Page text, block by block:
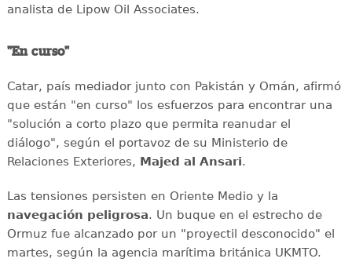
analista de Lipow Oil Associates.
"En curso"
Catar, país mediador junto con Pakistán y Omán, afirmó
que están "en curso" los esfuerzos para encontrar una
"solución a corto plazo que permita reanudar el
diálogo", según el portavoz de su Ministerio de
Relaciones Exteriores, Majed al Ansari.
Las tensiones persisten en Oriente Medio y la
navegación peligrosa. Un buque en el estrecho de
Ormuz fue alcanzado por un "proyectil desconocido" el
martes, según la agencia marítima británica UKMTO.